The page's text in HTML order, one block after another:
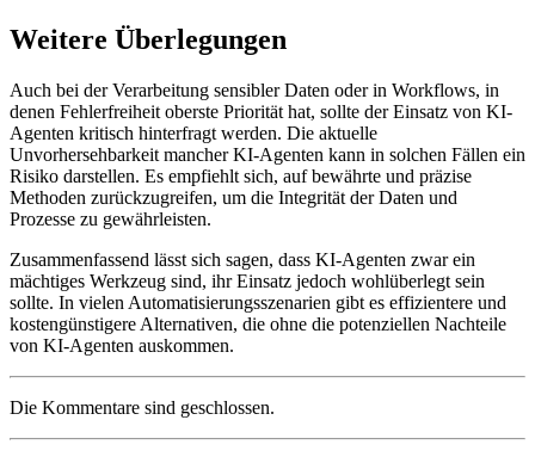
Weitere Überlegungen
Auch bei der Verarbeitung sensibler Daten oder in Workflows, in
denen Fehlerfreiheit oberste Priorität hat, sollte der Einsatz von KI-
Agenten kritisch hinterfragt werden. Die aktuelle
Unvorhersehbarkeit mancher KI-Agenten kann in solchen Fällen ein
Risiko darstellen. Es empfiehlt sich, auf bewährte und präzise
Methoden zurückzugreifen, um die Integrität der Daten und
Prozesse zu gewährleisten.
Zusammenfassend lässt sich sagen, dass KI-Agenten zwar ein
mächtiges Werkzeug sind, ihr Einsatz jedoch wohlüberlegt sein
sollte. In vielen Automatisierungsszenarien gibt es effizientere und
kostengünstigere Alternativen, die ohne die potenziellen Nachteile
von KI-Agenten auskommen.
Die Kommentare sind geschlossen.